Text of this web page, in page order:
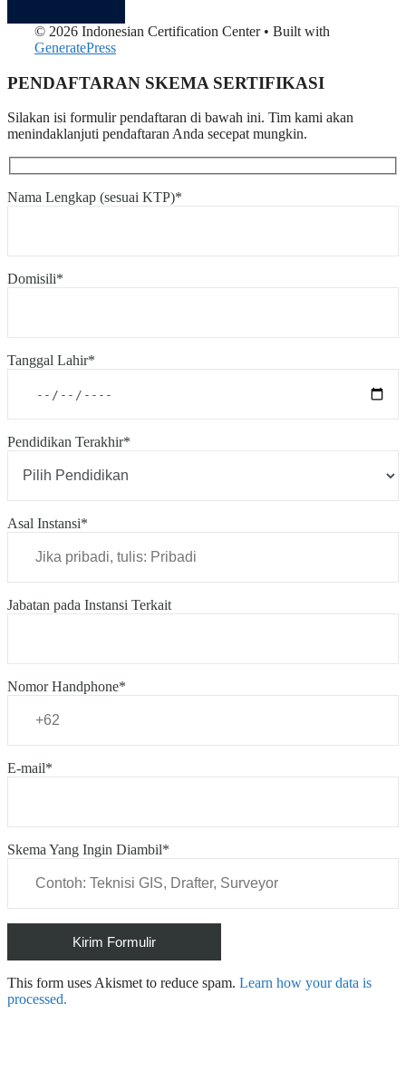
© 2026 Indonesian Certification Center• Built with
GeneratePress
PENDAFTARAN SKEMA SERTIFIKASI​
Silakan isi formulir pendaftaran di bawah ini. Tim kami akan
menindaklanjuti pendaftaran Anda secepat mungkin.
Nama Lengkap (sesuai KTP)*
Domisili*
Tanggal Lahir*
Pendidikan Terakhir*
Asal Instansi*
Jabatan pada Instansi Terkait
Nomor Handphone*
E-mail*
Skema Yang Ingin Diambil*
This form uses Akismet to reduce spam. Learn how your data is
processed.